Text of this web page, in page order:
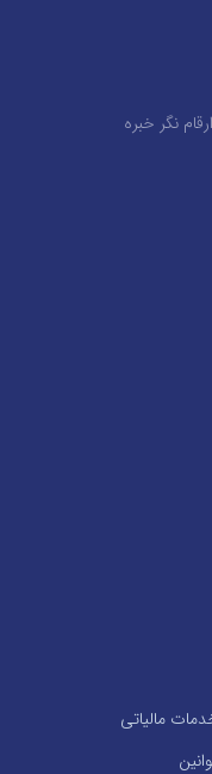
نگر خبره
مالیاتی